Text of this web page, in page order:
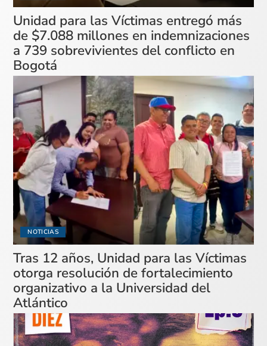
Unidad para las Víctimas entregó más
de $7.088 millones en indemnizaciones
a 739 sobrevivientes del conflicto en
Bogotá
NOTICIAS
Tras 12 años, Unidad para las Víctimas
otorga resolución de fortalecimiento
organizativo a la Universidad del
Atlántico